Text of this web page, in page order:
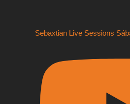
Sebaxtian Live Sessions